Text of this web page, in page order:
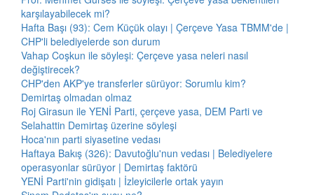
karşılayabilecek mi?
Hafta Başı (93): Cem Küçük olayı | Çerçeve Yasa TBMM'de |
CHP'li belediyelerde son durum
Vahap Coşkun ile söyleşi: Çerçeve yasa neleri nasıl
değiştirecek?
CHP'den AKP'ye transferler sürüyor: Sorumlu kim?
Demirtaş olmadan olmaz
Roj Girasun ile YENİ Parti, çerçeve yasa, DEM Parti ve
Selahattin Demirtaş üzerine söyleşi
Hoca'nın parti siyasetine vedası
Haftaya Bakış (326): Davutoğlu'nun vedası | Belediyelere
operasyonlar sürüyor | Demirtaş faktörü
YENİ Parti'nin gidişatı | İzleyicilerle ortak yayın